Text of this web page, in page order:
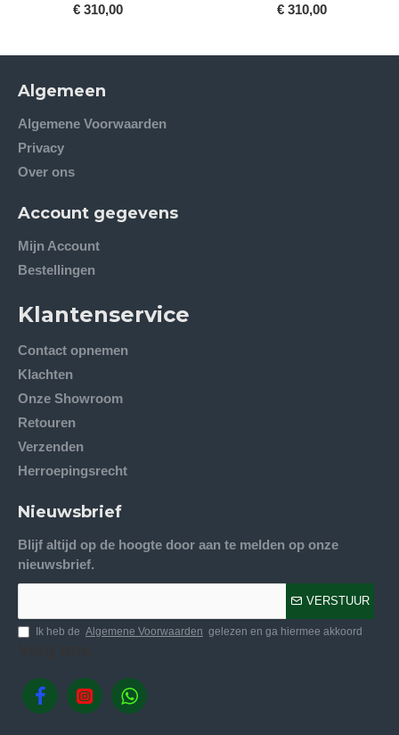
€ 310,00 € 310,00
Algemeen
Algemene Voorwaarden
Privacy
Over ons
Account gegevens
Mijn Account
Bestellingen
Klantenservice
Contact opnemen
Klachten
Onze Showroom
Retouren
Verzenden
Herroepingsrecht
Nieuwsbrief
Blijf altijd op de hoogte door aan te melden op onze
nieuwsbrief.
VERSTUUR
Ik heb de Algemene Voorwaarden gelezen en ga hiermee akkoord